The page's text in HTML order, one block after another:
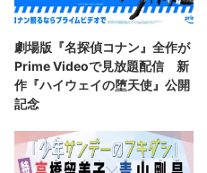
劇場版『名探偵コナン』全作が
Prime Videoで見放題配信 新
作『ハイウェイの堕天使』公開
記念